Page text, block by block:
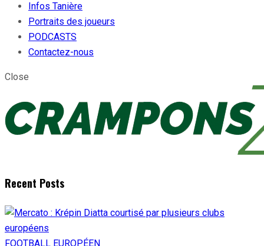
Infos Tanière
Portraits des joueurs
PODCASTS
Contactez-nous
Close
Recent Posts
FOOTBALL EUROPÉEN